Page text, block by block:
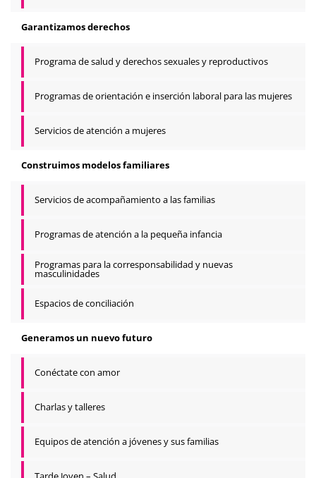
Garantizamos derechos
Programa de salud y derechos sexuales y reproductivos
Programas de orientación e inserción laboral para las mujeres
Servicios de atención a mujeres
Construimos modelos familiares
Servicios de acompañamiento a las familias
Programas de atención a la pequeña infancia
Programas para la corresponsabilidad y nuevas
masculinidades
Espacios de conciliación
Generamos un nuevo futuro
Conéctate con amor
Charlas y talleres
Equipos de atención a jóvenes y sus familias